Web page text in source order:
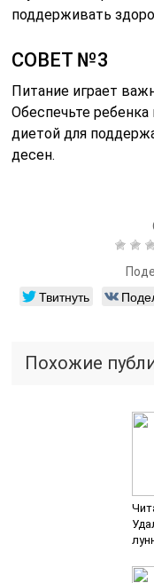
поддерживать
СОВЕТ №3
Питание играет
Обеспечьте ребенка
диетой для
десен.
Твитнуть
Похожие